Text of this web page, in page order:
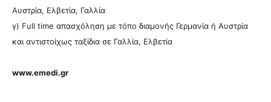
Αυστρία, Ελβετία, Γαλλία
γ) Full time απασχόληση με τόπο διαμονής Γερμανία ή Αυστρία
και αντιστοίχως ταξίδια σε Γαλλία, Ελβετία
www.emedi.gr